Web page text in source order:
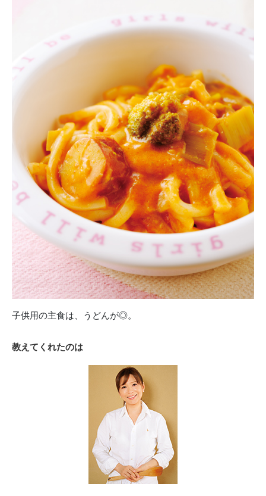
子供用の主食は、うどんが◎。
教えてくれたのは